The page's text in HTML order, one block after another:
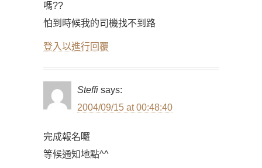
嗎??
怕到時候我的司機找不到路
登入以進行回覆
Steffi says:
2004/09/15 at 00:48:40
完成報名囉
等候通知地點^^